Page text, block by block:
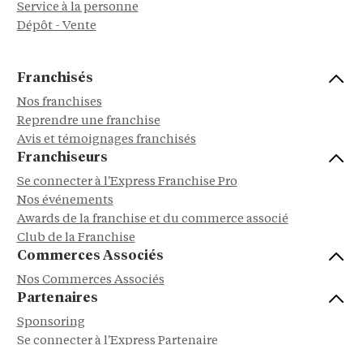
Service à la personne
Dépôt - Vente
Franchisés
Nos franchises
Reprendre une franchise
Avis et témoignages franchisés
Franchiseurs
Se connecter à l'Express Franchise Pro
Nos événements
Awards de la franchise et du commerce associé
Club de la Franchise
Commerces Associés
Nos Commerces Associés
Partenaires
Sponsoring
Se connecter à l'Express Partenaire